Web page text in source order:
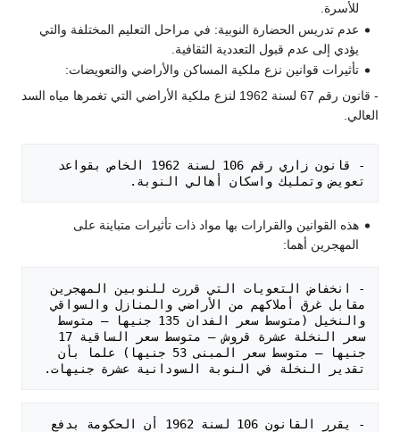
للأسرة.
عدم تدريس الحضارة النوبية: في مراحل التعليم المختلفة والتي
يؤدي إلى عدم قبول التعددية الثقافية.
تأثيرات قوانين نزع ملكية المساكن والأراضي والتعويضات:
- قانون رقم 67 لسنة 1962 لنزع ملكية الأراضي التي تغمرها مياه السد
العالي.
تعويض وتمليك واسكان أهالي النوبة.
هذه القوانين والقرارات بها مواد ذات تأثيرات متباينة على
المهجرين أهما:
مقابل غرق أملاكهم من الأراضي والمنازل والسواقي
تقدير النخلة في النوبة السودانية عشرة جنيهات.